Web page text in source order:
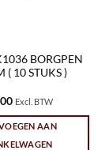
BORGPEN
( 10 STUKS )
Excl. BTW
AAN